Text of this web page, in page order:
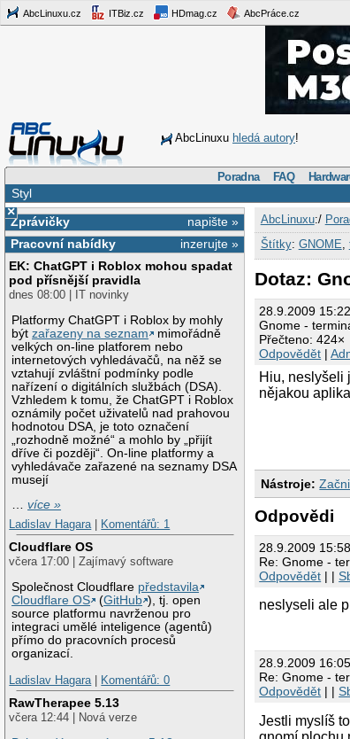
AbcLinuxu.cz ITBiz.cz HDmag.cz AbcPráce.cz
AbcLinuxu hledá autory!
Poradna FAQ
Styl
×
napište »
Zprávičky
inzerujte »
Pracovní nabídky
EK: ChatGPT i Roblox mohou spadat
pod přísnější pravidla
dnes 08:00 | IT novinky
Platformy ChatGPT i Roblox by mohly
býtzařazeny na seznam
mimořádně
velkých on-line platforem nebo
internetových vyhledávačů, na něž se
vztahují zvláštní podmínky podle
nařízení o digitálních službách (DSA).
Vzhledem k tomu, že ChatGPT i Roblox
oznámily počet uživatelů nad prahovou
hodnotou DSA, je toto označení
„rozhodně možné“ a mohlo by „přijít
dříve či později“. On-line platformy a
vyhledávače zařazené na seznamy DSA
musejí
…více »
Ladislav Hagara
Komentářů: 1
Cloudflare OS
včera 17:00 | Zajímavý software
Společnost Cloudflare představila
Cloudflare OS
(GitHub ), tj. open
source platformu navrženou pro
integraci umělé inteligence (agentů)
přímo do pracovních procesů
organizací.
Ladislav Hagara
Komentářů: 0
RawTherapee 5.13
včera 12:44 | Nová verze
AbcLinuxu:/
Štítky: GNOME
Dotaz:
28.9.2009 15:22
Gnome -
Přečteno: 424×
Odpovědět |
Hiu, neslyšeli
nějakou
Nástroje:
Odpovědi
28.9.2009
Re: Gnome -
Odpovědět | |
neslyseli ale
28.9.2009
Re: Gnome -
Odpovědět | |
Jestli myslíš